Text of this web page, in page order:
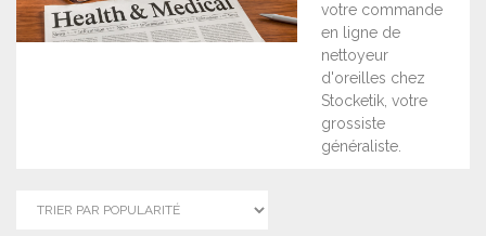
votre commande
en ligne de
nettoyeur
d'oreilles chez
Stocketik, votre
grossiste
généraliste.